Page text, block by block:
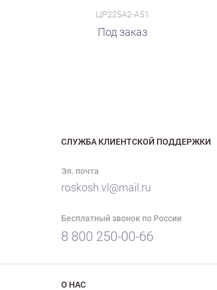
ЦР225А2-А51
Под заказ
СЛУЖБА КЛИЕНТСКОЙ ПОДДЕРЖКИ
Эл. почта
roskosh.vl@mail.ru
Бесплатный звонок по России
8 800 250-00-66
О НАС